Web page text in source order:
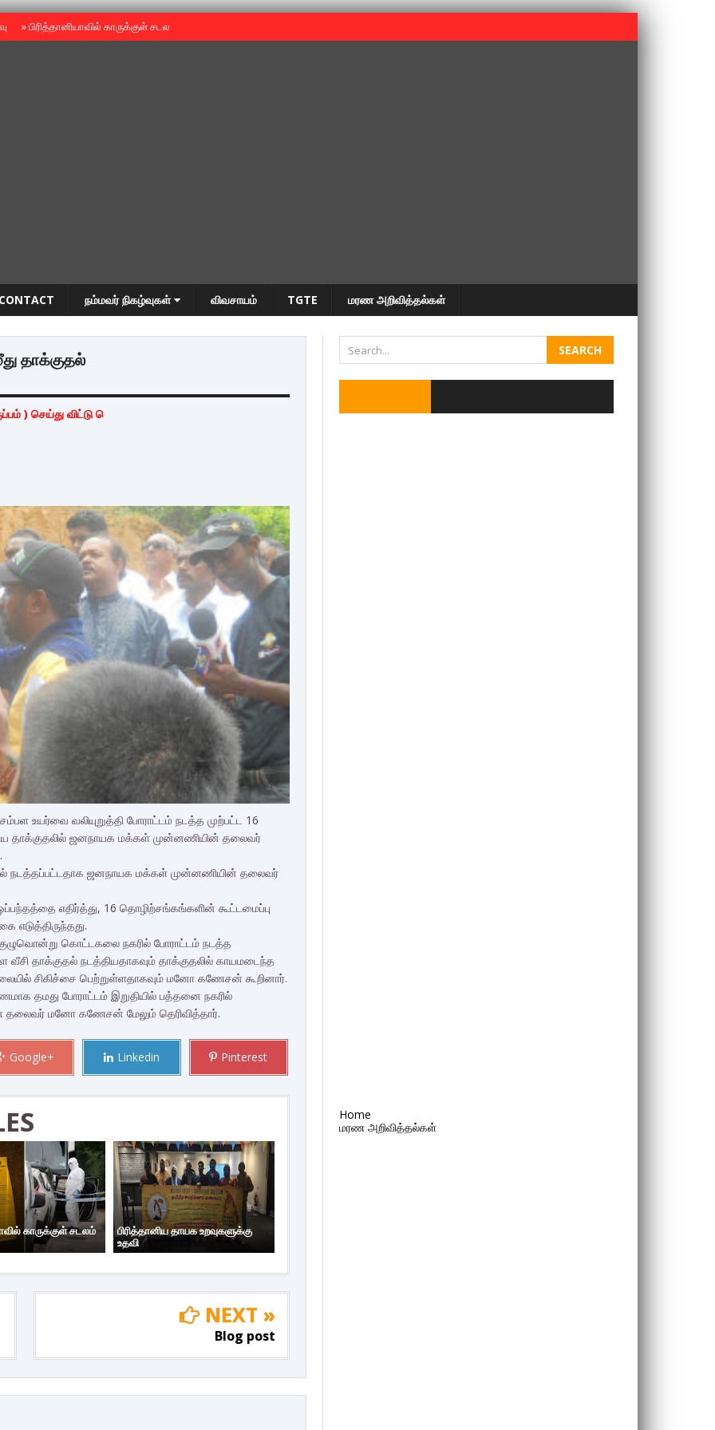
»பிரித்தானியாவில் காருக்குள் சடலம் -தமிழருடையதா ?
CONTACT நம்மவர் நிகழ்வுகள் விவசாயம் TGTE மரண அறிவித்தல்கள்
தாக்குதல்
விட்டு வெளியேறுங்கள் ...
உயர்வை வலியுறுத்தி போராட்டம் நடத்த முற்பட்ட 16
தாக்குதலில் ஜனநாயக மக்கள் முன்னணியின் தலைவர்
நடத்தப்பட்டதாக ஜனநாயக மக்கள் முன்னணியின் தலைவர்
எதிர்த்து, 16 தொழிற்சங்கங்களின் கூட்டமைப்பு
எடுத்திருந்தது.
கொட்டகலை நகரில் போராட்டம் நடத்த
தாக்குதல் நடத்தியதாகவும் தாக்குதலில் காயமடைந்த
சிகிச்சை பெற்றுள்ளதாகவும் மனோ கணேசன் கூறினார்.
தமது போராட்டம் இறுதியில் பத்தனை நகரில்
மனோ கணேசன் மேலும் தெரிவித்தார்.
Google+ Linkedin Pinterest
காருக்குள் சடலம்
பிரித்தானிய தாயக உறவுகளுக்கு
உதவி
NEXT »
Blog post
Home
மரண அறிவித்தல்கள்